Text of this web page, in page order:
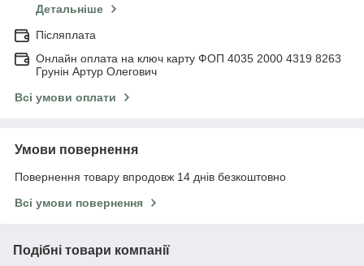
Детальніше
Післяплата
Онлайн оплата на ключ карту ФОП 4035 2000 4319 8263
Грунін Артур Олегович
Всі умови оплати
Умови повернення
Повернення товару впродовж 14 днів безкоштовно
Всі умови повернення
Подібні товари компанії